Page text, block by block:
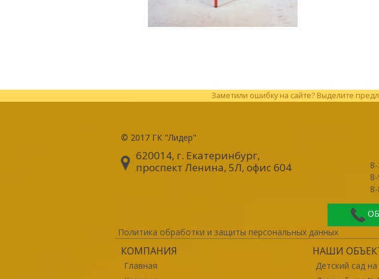
Заметили ошибку на сайте? Выделите
© 2017 ГК "Лидер"
620014, г. Екатеринбург,
проспект Ленина, 5Л, офис 604
Политика обработки и защиты персональных данных
КОМПАНИЯ
Главная
НАШИ
Детский сад